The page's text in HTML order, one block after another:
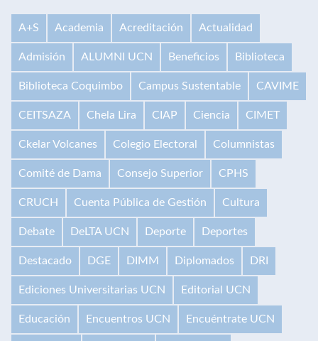
A+S Academia Acreditación Actualidad
Admisión ALUMNI UCN Beneficios Biblioteca
Biblioteca Coquimbo Campus Sustentable CAVIME
CEITSAZA Chela Lira CIAP Ciencia CIMET
Ckelar Volcanes Colegio Electoral Columnistas
Comité de Dama Consejo Superior CPHS
CRUCH Cuenta Pública de Gestión Cultura
Debate DeLTA UCN Deporte Deportes
Destacado DGE DIMM Diplomados DRI
Ediciones Universitarias UCN Editorial UCN
Educación Encuentros UCN Encuéntrate UCN